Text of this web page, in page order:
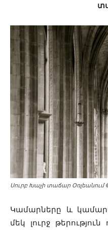
Սուրբ Խաչի տաճար Օռլեանում ©
Կամարները և
մեկ լուրջ